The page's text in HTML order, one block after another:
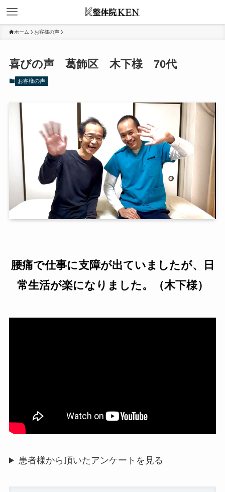
ホーム お客様の声
喜びの声 葛飾区 木下様 70代
お客様の声
腰痛で仕事に支障が出ていましたが、日
常生活が楽になりました。
（木下様）
患者様から頂いたアンケートを見る